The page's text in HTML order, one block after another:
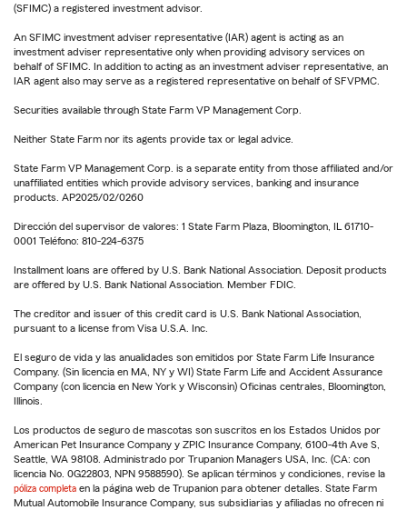
(SFIMC) a registered investment advisor.
An SFIMC investment adviser representative (IAR) agent is acting as an
investment adviser representative only when providing advisory services on
behalf of SFIMC. In addition to acting as an investment adviser representative, an
IAR agent also may serve as a registered representative on behalf of SFVPMC.
Securities available through State Farm VP Management Corp.
Neither State Farm nor its agents provide tax or legal advice.
State Farm VP Management Corp. is a separate entity from those affiliated and/or
unaffiliated entities which provide advisory services, banking and insurance
products. AP2025/02/0260
Dirección del supervisor de valores: 1 State Farm Plaza, Bloomington, IL 61710-
0001 Teléfono: 810-224-6375
Installment loans are offered by U.S. Bank National Association. Deposit products
are offered by U.S. Bank National Association. Member FDIC.
The creditor and issuer of this credit card is U.S. Bank National Association,
pursuant to a license from Visa U.S.A. Inc.
El seguro de vida y las anualidades son emitidos por State Farm Life Insurance
Company. (Sin licencia en MA, NY y WI) State Farm Life and Accident Assurance
Company (con licencia en New York y Wisconsin) Oficinas centrales, Bloomington,
Illinois.
Los productos de seguro de mascotas son suscritos en los Estados Unidos por
American Pet Insurance Company y ZPIC Insurance Company, 6100-4th Ave S,
Seattle, WA 98108. Administrado por Trupanion Managers USA, Inc. (CA: con
licencia No. 0G22803, NPN 9588590). Se aplican términos y condiciones, revise la
póliza completa en la página web de Trupanion para obtener detalles. State Farm
Mutual Automobile Insurance Company, sus subsidiarias y afiliadas no ofrecen ni